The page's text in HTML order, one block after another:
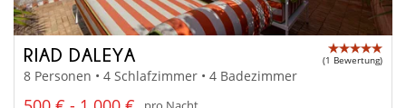
RIAD DALEYA (1 Bewertung)
8 Personen • 4 Schlafzimmer • 4 Badezimmer